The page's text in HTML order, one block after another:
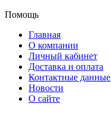
Помощь
Главная
О компании
Личный кабинет
Доставка и оплата
Контактные данные
Новости
О сайте